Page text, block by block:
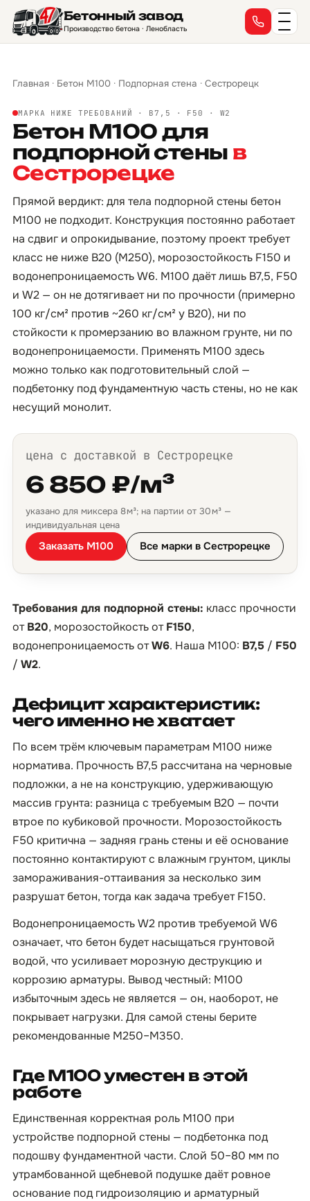
Бетонный завод
Производство бетона · Ленобласть
Главная · Бетон М100 · Подпорная стена · Сестрорецк
МАРКА НИЖЕ ТРЕБОВАНИЙ · B7,5 · F50 · W2
Бетон М100 для
подпорной стены в
Сестрорецке
Прямой вердикт: для тела подпорной стены бетон
М100 не подходит. Конструкция постоянно работает
на сдвиг и опрокидывание, поэтому проект требует
класс не ниже B20 (М250), морозостойкость F150 и
водонепроницаемость W6. М100 даёт лишь B7,5, F50
и W2 — он не дотягивает ни по прочности (примерно
100 кг/см² против ~260 кг/см² у B20), ни по
стойкости к промерзанию во влажном грунте, ни по
водонепроницаемости. Применять М100 здесь
можно только как подготовительный слой —
подбетонку под фундаментную часть стены, но не как
несущий монолит.
цена с доставкой в Сестрорецке
6 850 ₽/м³
указано для миксера 8 м³; на партии от 30 м³ —
индивидуальная цена
Заказать М100 Все марки в Сестрорецке
Требования для подпорной стены: класс прочности
отB20, морозостойкость отF150,
водонепроницаемость отW6. Наша М100: B7,5 / F50
/ W2.
Дефицит характеристик:
чего именно не хватает
По всем трём ключевым параметрам М100 ниже
норматива. Прочность B7,5 рассчитана на черновые
подложки, а не на конструкцию, удерживающую
массив грунта: разница с требуемым B20 — почти
втрое по кубиковой прочности. Морозостойкость
F50 критична — задняя грань стены и её основание
постоянно контактируют с влажным грунтом, циклы
замораживания-оттаивания за несколько зим
разрушат бетон, тогда как задача требует F150.
Водонепроницаемость W2 против требуемой W6
означает, что бетон будет насыщаться грунтовой
водой, что усиливает морозную деструкцию и
коррозию арматуры. Вывод честный: М100
избыточным здесь не является — он, наоборот, не
покрывает нагрузки. Для самой стены берите
рекомендованные М250–М350.
Где М100 уместен в этой
работе
Единственная корректная роль М100 при
устройстве подпорной стены — подбетонка под
подошву фундаментной части. Слой 50–80 мм по
утрамбованной щебневой подушке даёт ровное
основание под гидроизоляцию и арматурный